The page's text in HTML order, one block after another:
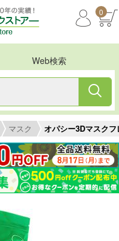
0
Web検索
マスク オパシー3Dマスクフ